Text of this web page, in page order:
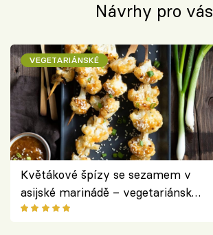
Návrhy pro vás
VEGETARIÁNSKÉ
Květákové špízy se sezamem v
asijské marinádě – vegetariánská
chuťovka z grilu